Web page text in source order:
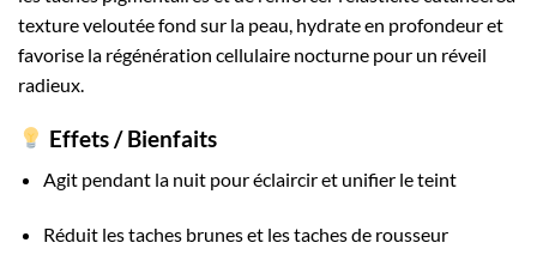
texture veloutée fond sur la peau, hydrate en profondeur et
favorise la régénération cellulaire nocturne pour un réveil
radieux.
Effets / Bienfaits
Agit pendant la nuit pour éclaircir et unifier le teint
Réduit les taches brunes et les taches de rousseur